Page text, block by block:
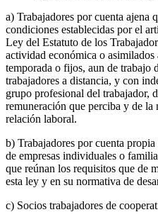
a) Trabajadores por cuenta ajena
condiciones establecidas por el
Ley del Estatuto de los
actividad económica o asimilados
temporada o fijos, aun de trabajo
trabajadores a distancia, y con
grupo profesional del trabajador,
remuneración que perciba y de la
relación laboral.
b) Trabajadores por cuenta
de empresas individuales o
que reúnan los requisitos que de
esta ley y en su normativa de
c) Socios trabajadores de